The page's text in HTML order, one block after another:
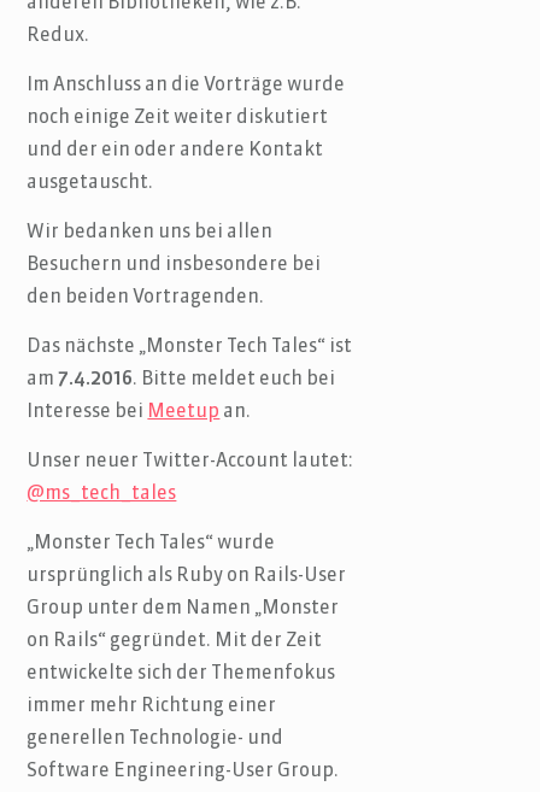
Redux.
Im Anschluss an die Vorträge wurde
noch einige Zeit weiter diskutiert
und der ein oder andere Kontakt
ausgetauscht.
Wir bedanken uns bei allen
Besuchern und insbesondere bei
den beiden Vortragenden.
Das nächste „Monster Tech Tales“ ist
am7.4.2016. Bitte meldet euch bei
Interesse bei Meetup an.
Unser neuer Twitter-Account lautet:
@ms_tech_tales
„Monster Tech Tales“ wurde
ursprünglich als Ruby on Rails-User
Group unter dem Namen „Monster
on Rails“ gegründet. Mit der Zeit
entwickelte sich der Themenfokus
immer mehr Richtung einer
generellen Technologie- und
Software Engineering-User Group.